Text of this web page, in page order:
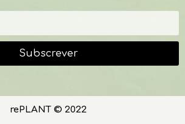
Subscrever
rePLANT © 2022